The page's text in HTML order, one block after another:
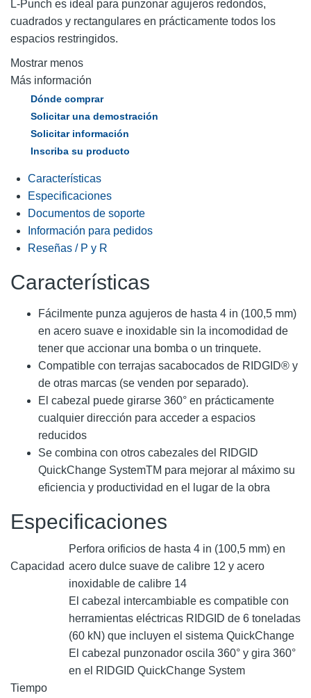
L-Punch es ideal para punzonar agujeros redondos,
cuadrados y rectangulares en prácticamente todos los
espacios restringidos.
Mostrar menos
Más información
Dónde comprar
Solicitar una demostración
Solicitar información
Inscriba su producto
Características
Especificaciones
Documentos de soporte
Información para pedidos
Reseñas / P y R
Características
Fácilmente punza agujeros de hasta 4 in (100,5 mm)
en acero suave e inoxidable sin la incomodidad de
tener que accionar una bomba o un trinquete.
Compatible con terrajas sacabocados de RIDGID® y
de otras marcas (se venden por separado).
El cabezal puede girarse 360° en prácticamente
cualquier dirección para acceder a espacios
reducidos
Se combina con otros cabezales del RIDGID
QuickChange SystemTM para mejorar al máximo su
eficiencia y productividad en el lugar de la obra
Especificaciones
Capacidad
Perfora orificios de hasta 4 in (100,5 mm) en
acero dulce suave de calibre 12 y acero
inoxidable de calibre 14
El cabezal intercambiable es compatible con
herramientas eléctricas RIDGID de 6 toneladas
(60 kN) que incluyen el sistema QuickChange
El cabezal punzonador oscila 360° y gira 360°
en el RIDGID QuickChange System
Tiempo